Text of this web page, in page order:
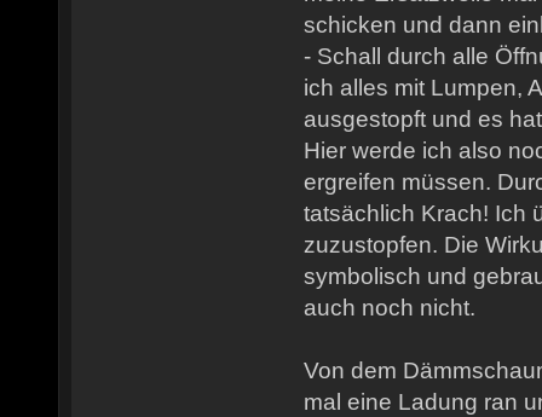
schicken und dann
- Schall durch alle
ich alles mit Lumpen,
ausgestopft und es
Hier werde ich also
ergreifen müssen.
tatsächlich Krach! Ich
zuzustopfen. Die
symbolisch und
auch noch nicht.
Von dem
mal eine Ladung ran